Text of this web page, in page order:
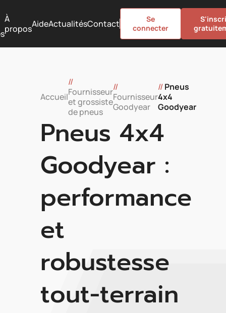
À
proposAideActualitésContact
Se
connecter
Accueil
//
Fournisseur
et grossiste
de pneus
//
Fournisseur
Goodyear
//Pneus
4x4
Goodyear
Pneus 4x4
Goodyear :
performance
et
robustesse
tout-terrain